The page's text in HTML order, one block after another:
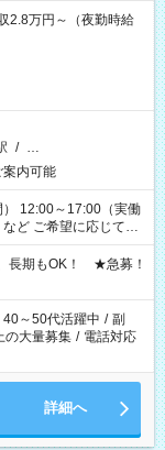
万円～（夜勤時給
/ …
内可能
12:00～17:00（実働
て、
相談ください！
長期もOK！ ★急募！
40～50代活躍中 / 副
の大量募集 / 電話対応
詳細へ